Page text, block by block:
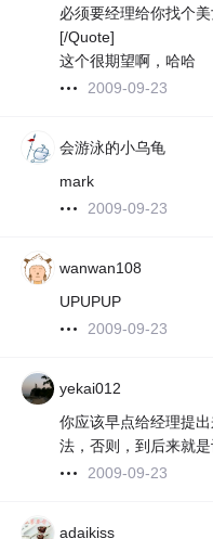
必须要经理给你找个
[/Quote]
这个很期望啊，哈哈
2009-09-23
会游泳的小乌龟
mark
2009-09-23
wanwan108
UPUPUP
2009-09-23
yekai012
你应该早点给经理提
法，否则，到后来就是
2009-09-23
adaikiss